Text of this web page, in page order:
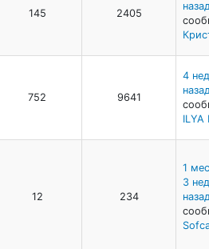
145 2405
752 9641
4
ILYA
12 234
1
3